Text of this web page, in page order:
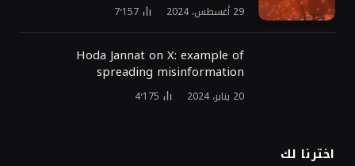
29 أغسطس، 2024 7٬157
Hoda Jannat on X: example of
spreading misinformation
20 يناير، 2024 4٬175
اخترنا لك